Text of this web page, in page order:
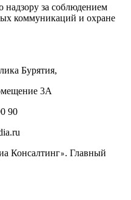
за соблюдением
коммуникаций и охране
Бурятия,
3А
90
Консалтинг». Главный